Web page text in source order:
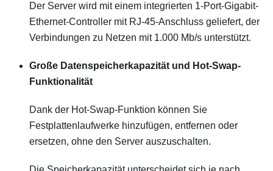
Der Server wird mit einem integrierten 1-Port-Gigabit-
Ethernet-Controller mit RJ-45-Anschluss geliefert, der
Verbindungen zu Netzen mit 1.000 Mb/s unterstützt.
Große Datenspeicherkapazität und Hot-Swap-
Funktionalität
Dank der Hot-Swap-Funktion können Sie
Festplattenlaufwerke hinzufügen, entfernen oder
ersetzen, ohne den Server auszuschalten.